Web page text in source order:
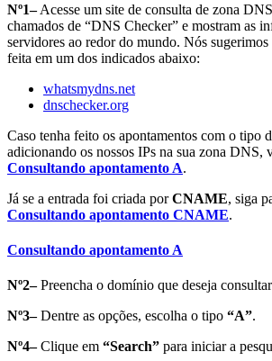
Nº1–Acesse um site de consulta de zona
chamados de “DNS Checker” e mostram as
servidores ao redor do mundo. Nós sugerimos
feita em um dos indicados abaixo:
whatsmydns.net
dnschecker.org
Caso tenha feito os apontamentos com o tipo
adicionando os nossos IPs na sua zona DNS,
Consultando apontamento A.
Já se a entrada foi criada porCNAME, siga
Consultando apontamento CNAME.
Consultando apontamento A
Nº2–Preencha o domínio que deseja
Nº3–Dentre as opções, escolha o tipo “A”.
Nº4–Clique em “Search” para iniciar a